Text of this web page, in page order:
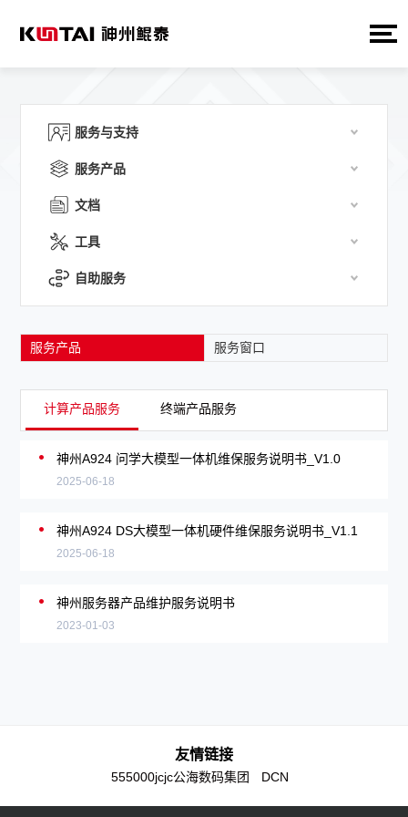
服务与支持
服务产品
文档
工具
自助服务
服务产品 服务窗口
计算产品服务 终端产品服务
神州A924 问学大模型一体机维保服务说明书_V1.0
2025-06-18
神州A924 DS大模型一体机硬件维保服务说明书_V1.1
2025-06-18
神州服务器产品维护服务说明书
2023-01-03
友情链接
555000jcjc公海数码集团 DCN